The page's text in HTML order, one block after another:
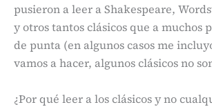
pusieron a leer a Shakespeare,
y otros tantos clásicos que a muchos
de punta (en algunos casos me
vamos a hacer, algunos clásicos no
¿Por qué leer a los clásicos y no